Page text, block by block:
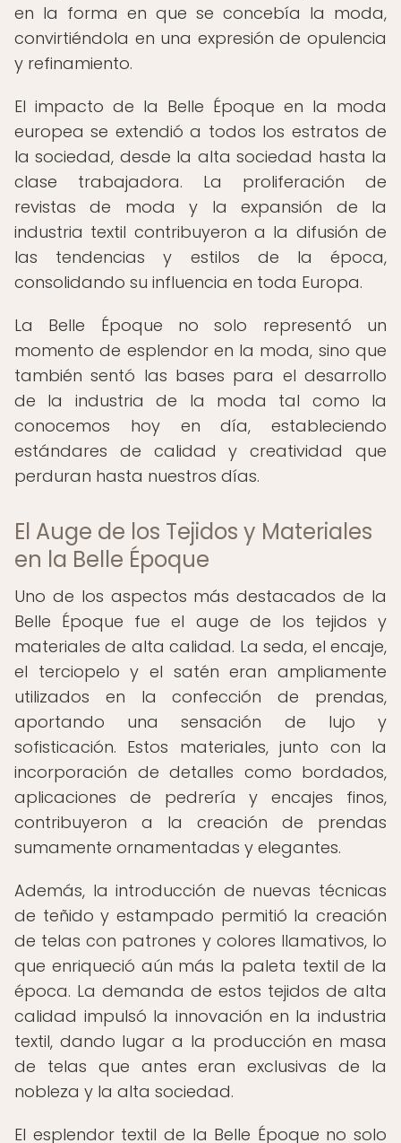
en la forma en que se concebía la moda,
convirtiéndola en una expresión de opulencia
y refinamiento.
El impacto de la Belle Époque en la moda
europea se extendió a todos los estratos de
la sociedad, desde la alta sociedad hasta la
clase trabajadora. La proliferación de
revistas de moda y la expansión de la
industria textil contribuyeron a la difusión de
las tendencias y estilos de la época,
consolidando su influencia en toda Europa.
La Belle Époque no solo representó un
momento de esplendor en la moda, sino que
también sentó las bases para el desarrollo
de la industria de la moda tal como la
conocemos hoy en día, estableciendo
estándares de calidad y creatividad que
perduran hasta nuestros días.
El Auge de los Tejidos y Materiales
en la Belle Époque
Uno de los aspectos más destacados de la
Belle Époque fue el auge de los tejidos y
materiales de alta calidad. La seda, el encaje,
el terciopelo y el satén eran ampliamente
utilizados en la confección de prendas,
aportando una sensación de lujo y
sofisticación. Estos materiales, junto con la
incorporación de detalles como bordados,
aplicaciones de pedrería y encajes finos,
contribuyeron a la creación de prendas
sumamente ornamentadas y elegantes.
Además, la introducción de nuevas técnicas
de teñido y estampado permitió la creación
de telas con patrones y colores llamativos, lo
que enriqueció aún más la paleta textil de la
época. La demanda de estos tejidos de alta
calidad impulsó la innovación en la industria
textil, dando lugar a la producción en masa
de telas que antes eran exclusivas de la
nobleza y la alta sociedad.
El esplendor textil de la Belle Époque no solo